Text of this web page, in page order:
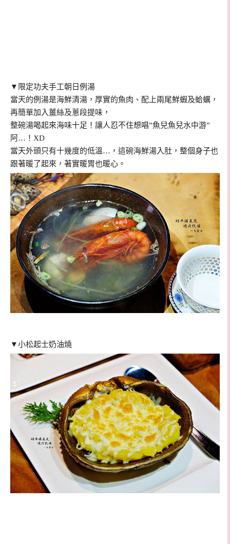
▼限定功夫手工朝日例湯
當天的例湯是海鮮清湯，厚實的魚肉、配上兩尾鮮蝦及蛤蠣，
再簡單加入薑絲及蔥段提味，
整碗湯喝起來海味十足！讓人忍不住想唱”魚兒魚兒水中游”
阿…！XD
當天外頭只有十幾度的低溫…，這碗海鮮湯入肚，整個身子也
跟著暖了起來，著實暖胃也暖心。
▼小松起士奶油燒